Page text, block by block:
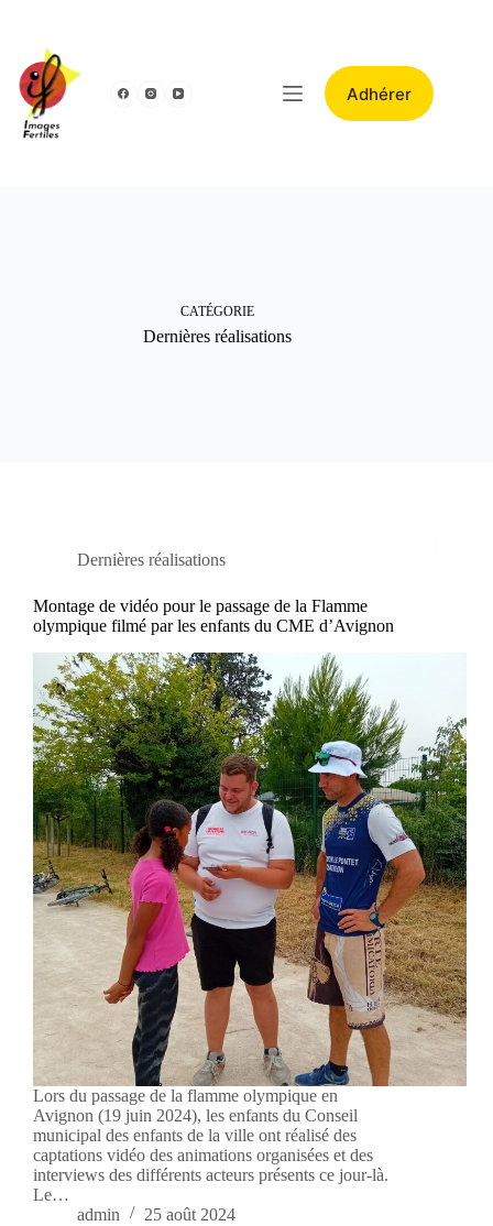
Adhérer
CATÉGORIE
Dernières réalisations
Dernières réalisations
Montage de vidéo pour le passage de la Flamme
olympique filmé par les enfants du CME d’Avignon
Lors du passage de la flamme olympique en
Avignon (19 juin 2024), les enfants du Conseil
municipal des enfants de la ville ont réalisé des
captations vidéo des animations organisées et des
interviews des différents acteurs présents ce jour-là.
Le…
admin
25 août 2024